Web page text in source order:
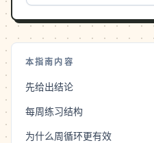
本指南内容
先给出结论
每周练习结构
为什么周循环更有效